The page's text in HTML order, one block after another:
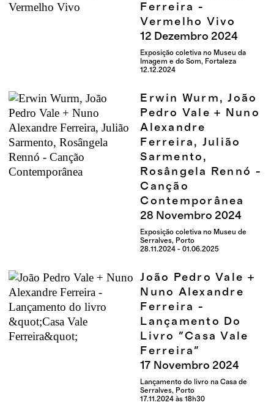
Ferreira -
Vermelho Vivo
12 Dezembro 2024
Exposição coletiva no Museu da
Imagem e do Som, Fortaleza
12.12.2024
Erwin Wurm, João
Pedro Vale + Nuno
Alexandre
Ferreira, Julião
Sarmento,
Rosângela Rennó -
Canção
Contemporânea
28 Novembro 2024
Exposição coletiva no Museu de
Serralves, Porto
28.11.2024 - 01.06.2025
João Pedro Vale +
Nuno Alexandre
Ferreira -
Lançamento Do
Livro "Casa Vale
Ferreira"
17 Novembro 2024
Lançamento do livro na Casa de
Serralves, Porto
17.11.2024 às 18h30